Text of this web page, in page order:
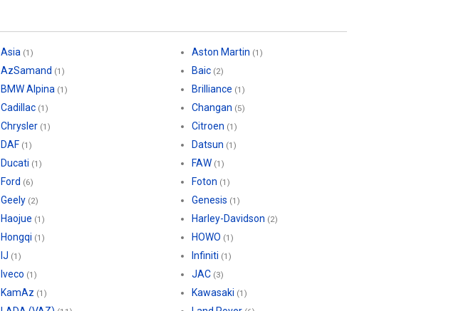
Asia (1)
AzSamand (1)
BMW Alpina (1)
Cadillac (1)
Chrysler (1)
DAF (1)
Ducati (1)
Ford (6)
Geely (2)
Haojue (1)
Hongqi (1)
IJ (1)
Iveco (1)
KamAz (1)
Aston Martin (1)
Baic (2)
Brilliance (1)
Changan (5)
Citroen (1)
Datsun (1)
FAW (1)
Foton (1)
Genesis (1)
Harley-Davidson (2)
HOWO (1)
Infiniti (1)
JAC (3)
Kawasaki (1)